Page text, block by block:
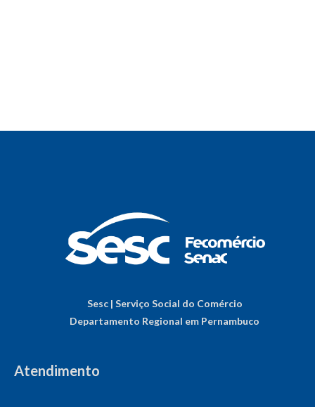
Sesc | Serviço Social do Comércio
Departamento Regional em Pernambuco
Atendimento